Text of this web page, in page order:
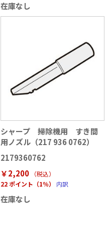
在庫なし
シャープ 掃除機用 すき間
用ノズル（217 936 0762）
2179360762
￥2,200
（税込）
22 ポイント（1％）
内訳
在庫なし